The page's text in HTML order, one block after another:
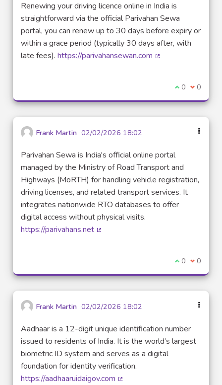
Renewing your driving licence online in India is
straightforward via the official Parivahan Sewa
portal, you can renew up to 30 days before expiry or
within a grace period (typically 30 days after, with
late fees). https://parivahansewan.com
Je suis
0 Je ne
0
Frank Martin 02/02/2026 18:02
Parivahan Sewa is India's official online portal
managed by the Ministry of Road Transport and
Highways (MoRTH) for handling vehicle registration,
driving licenses, and related transport services. It
integrates nationwide RTO databases to offer
digital access without physical visits.
https://parivahans.net
Je suis
0 Je ne
0
Frank Martin 02/02/2026 18:02
Aadhaar is a 12-digit unique identification number
issued to residents of India. It is the world’s largest
biometric ID system and serves as a digital
foundation for identity verification.
https://aadhaaruidaigov.com